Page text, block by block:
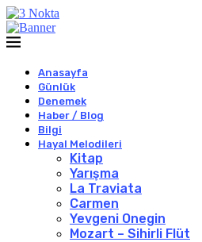
Anasayfa
Günlük
Denemek
Haber / Blog
Bilgi
Hayal Melodileri
Kitap
Yarışma
La Traviata
Carmen
Yevgeni Onegin
Mozart – Sihirli Flüt